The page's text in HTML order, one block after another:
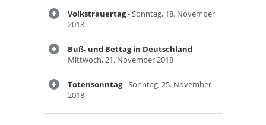
Volkstrauertag- Sonntag, 18. November
2018
Buß- und Bettag in Deutschland-
Mittwoch, 21. November 2018
Totensonntag- Sonntag, 25. November
2018